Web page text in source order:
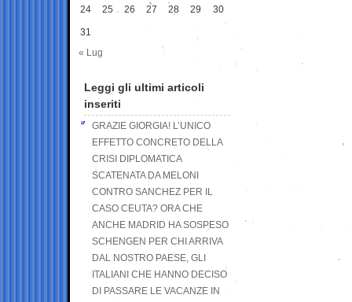
24 25 26 27 28 29 30
31
« Lug
Leggi gli ultimi articoli
inseriti
GRAZIE GIORGIA! L’UNICO
EFFETTO CONCRETO DELLA
CRISI DIPLOMATICA
SCATENATA DA MELONI
CONTRO SANCHEZ PER IL
CASO CEUTA? ORA CHE
ANCHE MADRID HA SOSPESO
SCHENGEN PER CHI ARRIVA
DAL NOSTRO PAESE, GLI
ITALIANI CHE HANNO DECISO
DI PASSARE LE VACANZE IN